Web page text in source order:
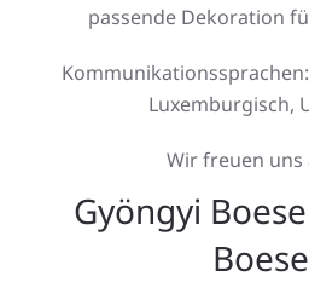
passende Dekoration
Luxemburgisch,
Wir freuen uns
Gyöngyi